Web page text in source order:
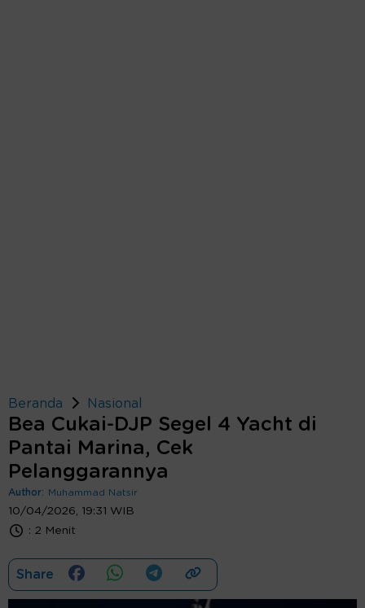
Beranda Nasional
Bea Cukai-DJP Segel 4 Yacht di
Pantai Marina, Cek
Pelanggarannya
Author: Muhammad Natsir
10/04/2026, 19:31 WIB
: 2 Menit
Share